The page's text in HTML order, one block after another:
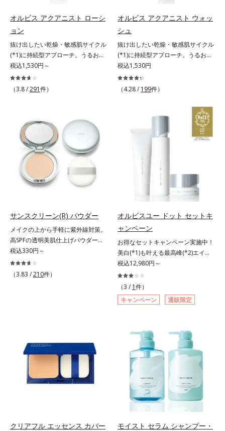
うるおいで満たし、脱・敏感肌を目
指します。無油分・無着色・無香
不使用(*5)・パラベンフリー、6つ
のフリー処方で徹底的に肌に寄り添
います。*1 乾燥と敏感をくり返す
こと*2 敏感肌対象連用テスト済
（すべての方のお肌に合うというこ
とではありません）*3 乾燥して敏
アミノ酸（ポリグルタミン酸）配合
＝乾燥を防ぎ、うるおいに満ちた肌
へ導く保湿成分、植物由来アミノ酸
（エルゴチオネイン）配合＝肌を整
物由来アミノ酸（エクトイン）配合
＝乱れた角層にうるおいを与え、肌
荒れを防ぐ保湿成分*5 ウォッシュ
を除くLM＝さっぱり高保湿タイプ
高保湿タイプ（普通肌～超乾性肌）
オルビス アクアニスト ローシ
ョン
抜け出したい乾燥・敏感肌サイクル
(*1)に持続型アプローチ。うるおい
を追求した敏感肌用保湿スキンケア
(*2)。うるおいを逃し、刺激を受け
やすい角層の“乾燥敏感スランプ
望の敏感肌用保湿スキンケアライン
「オルビス アクアニスト」。乾燥
敏感スランプの原因にアプローチす
る持続型トリプルアミノ酸(*4)を配
合。もともと体内にあるアミノ酸は
異物として排出されにくく、肌にと
どまってうるおいを蓄えてくれま
指します。無油分・無着色・無香
不使用(*5)・パラベンフリー、6つ
のフリー処方で徹底的に肌に寄り添
います。*1 乾燥と敏感をくり返す
こと*2 敏感肌対象連用テスト済
（すべての方のお肌に合うというこ
え、すこやかに保つ保湿成分、微生
物由来アミノ酸（エクトイン）配合
＝乱れた角層にうるおいを与え、肌
荒れを防ぐ保湿成分*5 ウォッシュ
税込1,530円～
（3.8 /291件）
オルビス アクアニスト ウォッ
シュ
抜け出したい乾燥・敏感肌サイクル
(*1)に持続型アプローチ。うるおい
を追求した敏感肌用保湿スキンケア
(*2)。うるおいを逃し、刺激を受け
やすい角層の“乾燥敏感スランプ
のうるおい研究により完成した、待
望の敏感肌用保湿スキンケアライン
「オルビス アクアニスト」。乾燥
敏感スランプの原因にアプローチす
合。もともと体内にあるアミノ酸は
異物として排出されにくく、肌にと
どまってうるおいを蓄えてくれま
す。刺激を受けやすくなった角層を
うるおいで満たし、脱・敏感肌を目
指します。無油分・無着色・無香
リーで、徹底的に肌に寄り添いま
す。*1 乾燥と敏感をくり返すこと
*2 敏感肌対象連用テスト済（すべ
ての方のお肌に合うということでは
ありません）*3 乾燥して敏感に感
じやすい状態のこと*4 発酵アミノ
酸（ポリグルタミン酸）配合＝乾燥
ゴチオネイン）配合＝肌を整え、す
こやかに保つ保湿成分、微生物由来
アミノ酸（エクトイン）配合＝乱れ
た角層にうるおいを与え、肌荒れを
防ぐ保湿成分
税込1,530円
（4.28 / 199件）
サンスクリーン(R) パウダー
メイクの上から手軽に紫外線対策。
高SPFの透明美肌仕上げパウダー。
メイクの上から手を汚さずに紫外線
対策ができるUVカットパウダーで
す。“素肌のようななめらかな軽
も、素肌のような透明美肌を叶える
秘密は「スムースヴェールパウダー
(*1)」にあります。7種の球状粉体
(*2)が凹凸を埋めて、肌に薄いヴェ
税込330円～
（3.83 /210件）
オルビスユー ドット セットキ
ャンペーン
お得なセットキャンペーン実施中！
美白(*1)も叶える最高峰(*2)エイジ
ングケア(*3)。ハリも透明感(*4)も
結果主義。年齢サイン(*5)の因子に
着目した肌科学エイジングケア(*3)
シリーズ。オルビスユー ドットシ
リーズは、年齢による肌悩み一つ一
とともに現れる年齢サイン(*5)につ
いて研究を進めたところ、弾力感の
ない状態である「ハリのなさ」や、
くすみ(*6)などが現れている状態で
ある「透明感のなさ」が現れること
で大人の肌印象に大きな影響を与え
ていることが分かりました。そこで
オルビスユー ドットシリーズは美
容成分(*7)として「G.D.F.アクティ
税込12,980円～
（3 / 1件）
キャンペーン
通販限定
クリアフル エッセンス カバー モイスト セラム シャンプー・